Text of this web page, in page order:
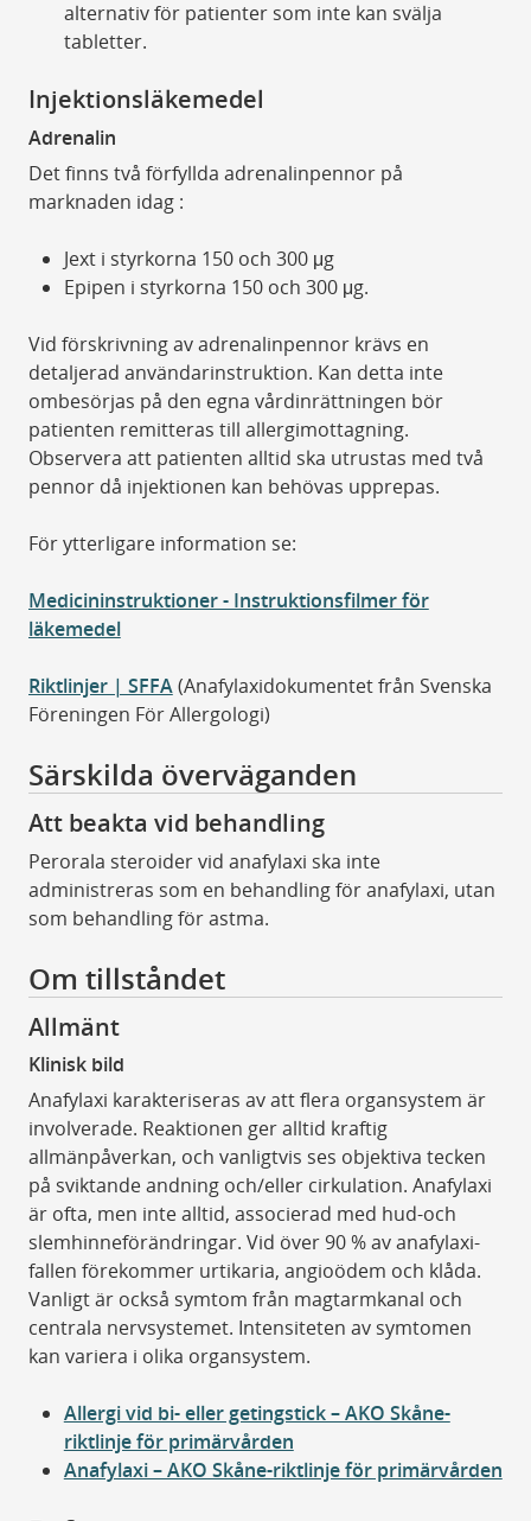
alternativ för patienter som inte kan svälja
tabletter.
Injektionsläkemedel
Adrenalin
Det finns två förfyllda adrenalinpennor på
marknaden idag :
Jext i styrkorna 150 och 300 μg
Epipen i styrkorna 150 och 300 μg.
Vid förskrivning av adrenalinpennor krävs en
detaljerad användarinstruktion. Kan detta inte
ombesörjas på den egna vårdinrättningen bör
patienten remitteras till allergimottagning.
Observera att patienten alltid ska utrustas med två
pennor då injektionen kan behövas upprepas.
För ytterligare information se:
Medicininstruktioner - Instruktionsfilmer för
läkemedel
Riktlinjer | SFFA(Anafylaxidokumentet från Svenska
Föreningen För Allergologi)
Särskilda överväganden
Att beakta vid behandling
Perorala steroider vid anafylaxi ska inte
administreras som en behandling för anafylaxi, utan
som behandling för astma.
Om tillståndet
Allmänt
Klinisk bild
Anafylaxi karakteriseras av att flera organsystem är
involverade. Reaktionen ger alltid kraftig
allmänpåverkan, och vanligtvis ses objektiva tecken
på sviktande andning och/eller cirkulation. Anafylaxi
är ofta, men inte alltid, associerad med hud-och
slemhinneförändringar. Vid över 90 % av anafylaxi-
fallen förekommer urtikaria, angioödem och klåda.
Vanligt är också symtom från magtarmkanal och
centrala nervsystemet. Intensiteten av symtomen
kan variera i olika organsystem.
Allergi vid bi- eller getingstick – AKO Skåne-
riktlinje för primärvården
Anafylaxi – AKO Skåne-riktlinje för primärvården